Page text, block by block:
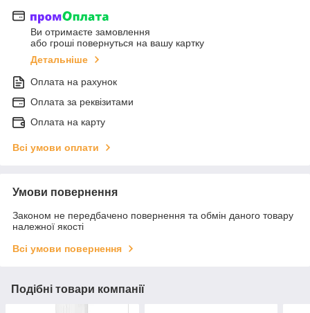
Ви отримаєте замовлення
або гроші повернуться на вашу картку
Детальніше
Оплата на рахунок
Оплата за реквізитами
Оплата на карту
Всі умови оплати
Умови повернення
Законом не передбачено повернення та обмін даного товару
належної якості
Всі умови повернення
Подібні товари компанії